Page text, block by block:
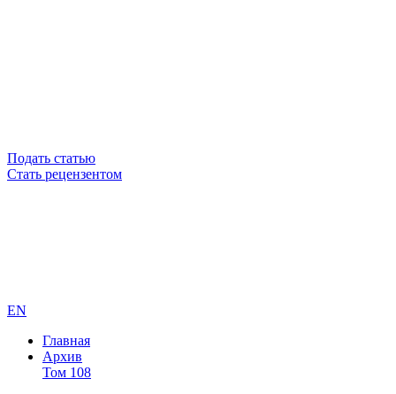
Подать статью
Стать рецензентом
EN
Главная
Архив
Том 108